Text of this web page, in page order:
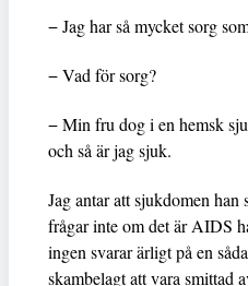
− Jag har så mycket sorg
− Vad för sorg?
− Min fru dog i en hemsk
och så är jag sjuk.
Jag antar att sjukdomen
frågar inte om det är AIDS
ingen svarar ärligt på en
skambelagt att vara